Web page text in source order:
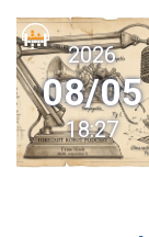
2026
08/05
18:27